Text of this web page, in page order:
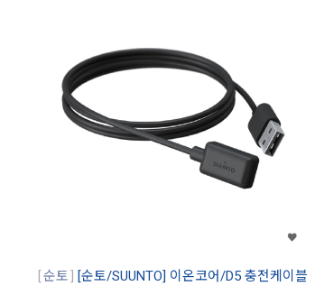
순토 [순토/SUUNTO] 이온코어/D5 충전케이블